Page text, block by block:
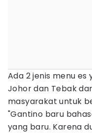
Ada 2 jenis menu es
Johor dan Tebak
masyarakat untuk
"Gantino baru
yang baru. Karena